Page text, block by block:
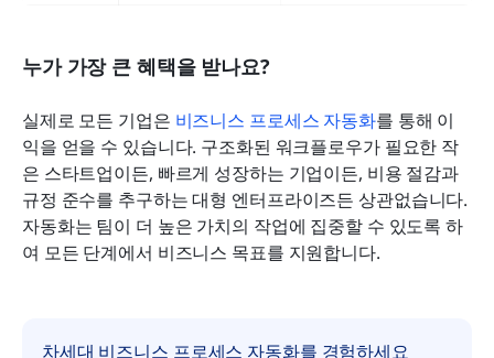
누가 가장 큰 혜택을 받나요?
실제로 모든 기업은 비즈니스 프로세스 자동화를 통해 이
익을 얻을 수 있습니다. 구조화된 워크플로우가 필요한 작
은 스타트업이든, 빠르게 성장하는 기업이든, 비용 절감과
규정 준수를 추구하는 대형 엔터프라이즈든 상관없습니다.
자동화는 팀이 더 높은 가치의 작업에 집중할 수 있도록 하
여 모든 단계에서 비즈니스 목표를 지원합니다.
차세대 비즈니스 프로세스 자동화를 경험하세요